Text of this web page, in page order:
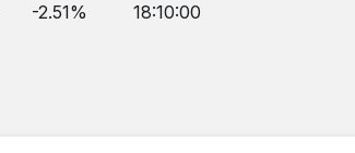
-2.51%
18:10:00